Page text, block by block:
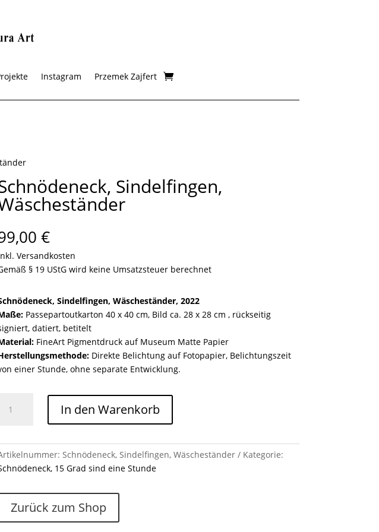
Instagram Przemek Zajfert
Sindelfingen,
€
Versandkosten
§ 19 UStG wird keine Umsatzsteuer berechnet
Sindelfingen, Wäscheständer, 2022
Passepartoutkarton 40 x 40 cm, Bild ca. 28 x 28 cm , rückseitig
datiert, betitelt
FineArt Pigmentdruck auf Museum Matte Papier
Direkte Belichtung auf Fotopapier, Belichtungszeit
einer Stunde, ohne separate Entwicklung.
Schnödeneck,
Sindelfingen,
Wäscheständer
In den Warenkorb
Schnödeneck, Sindelfingen, Wäscheständer
Kategorie:
15 Grad sind eine Stunde
Zurück zum Shop